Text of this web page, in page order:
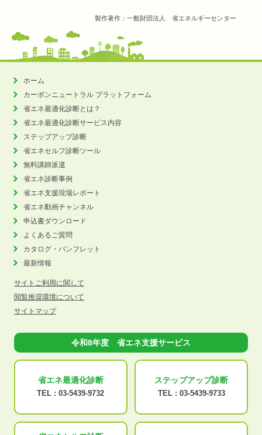
製作著作：一般財団法人 省エネルギーセンター
ホーム
カーボンニュートラル プラットフォーム
省エネ最適化診断とは？
省エネ最適化診断サービス内容
ステップアップ診断
省エネセルフ診断ツール
無料講師派遣
省エネ診断事例
省エネ支援現場レポート
省エネ動画チャンネル
申込書ダウンロード
よくあるご質問
カタログ・パンフレット
最新情報
サイトご利用に関して
閲覧推奨環境について
サイトマップ
令和8年度 省エネ支援サービス
省エネ最適化診断
TEL : 03-5439-9732
ステップアップ診断
TEL : 03-5439-9733